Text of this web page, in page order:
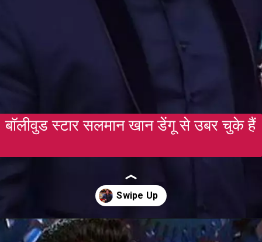
बॉलीवुड स्टार सलमान खान डेंगू से उबर चुके हैं
Opening https://gazetapost.com/salman-khan-charge-rs-1000-crore-for-hosting-bigg-boss-16/57822/